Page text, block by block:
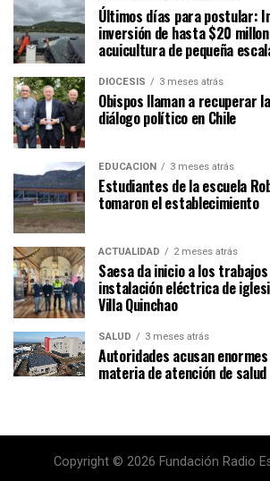
Últimos días para postular:
inversión de hasta $20
acuicultura de pequeña
DIÓCESIS 3 meses atrás
Obispos llaman a recuperar
diálogo político en Chile
EDUCACIÓN 3 meses atrás
Estudiantes de la escuela
tomaron el establecimiento
ACTUALIDAD 2 meses atrás
Saesa da inicio a los
instalación eléctrica de
Villa Quinchao
SALUD 3 meses atrás
Autoridades acusan
materia de atención de salud
Copyright © 2026 Fundación Radio